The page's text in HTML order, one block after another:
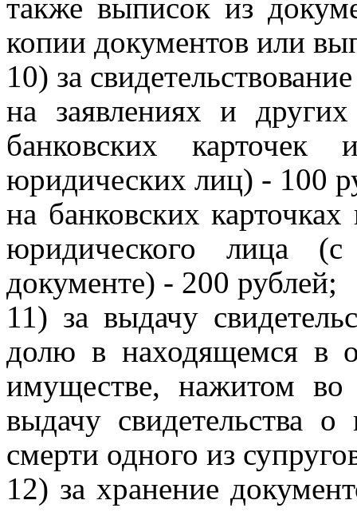
также выписок из
копии документов или
10) за
на заявлениях и
банковских карточек
юридических лиц) - 100
на банковских
юридического лица
документе) - 200 рублей;
11) за выдачу
долю в находящемся в
имуществе, нажитом
выдачу свидетельства о
смерти одного из
12) за хранение